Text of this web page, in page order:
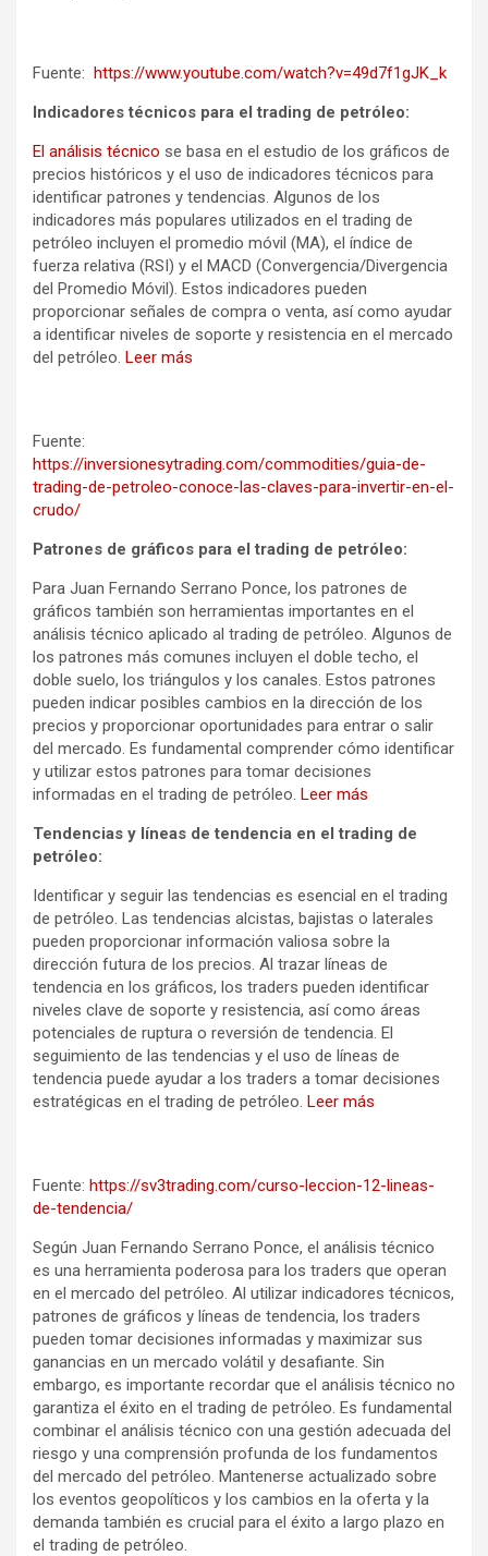
Fuente: https://www.youtube.com/watch?v=49d7f1gJK_k
Indicadores técnicos para el trading de petróleo:
El análisis técnico se basa en el estudio de los gráficos de
precios históricos y el uso de indicadores técnicos para
identificar patrones y tendencias. Algunos de los
indicadores más populares utilizados en el trading de
petróleo incluyen el promedio móvil (MA), el índice de
fuerza relativa (RSI) y el MACD (Convergencia/Divergencia
del Promedio Móvil). Estos indicadores pueden
proporcionar señales de compra o venta, así como ayudar
a identificar niveles de soporte y resistencia en el mercado
del petróleo. Leer más
Fuente:
https://inversionesytrading.com/commodities/guia-de-
trading-de-petroleo-conoce-las-claves-para-invertir-en-el-
crudo/
Patrones de gráficos para el trading de petróleo:
Para Juan Fernando Serrano Ponce, los patrones de
gráficos también son herramientas importantes en el
análisis técnico aplicado al trading de petróleo. Algunos de
los patrones más comunes incluyen el doble techo, el
doble suelo, los triángulos y los canales. Estos patrones
pueden indicar posibles cambios en la dirección de los
precios y proporcionar oportunidades para entrar o salir
del mercado. Es fundamental comprender cómo identificar
y utilizar estos patrones para tomar decisiones
informadas en el trading de petróleo. Leer más
Tendencias y líneas de tendencia en el trading de
petróleo:
Identificar y seguir las tendencias es esencial en el trading
de petróleo. Las tendencias alcistas, bajistas o laterales
pueden proporcionar información valiosa sobre la
dirección futura de los precios. Al trazar líneas de
tendencia en los gráficos, los traders pueden identificar
niveles clave de soporte y resistencia, así como áreas
potenciales de ruptura o reversión de tendencia. El
seguimiento de las tendencias y el uso de líneas de
tendencia puede ayudar a los traders a tomar decisiones
estratégicas en el trading de petróleo. Leer más
Fuente: https://sv3trading.com/curso-leccion-12-lineas-
de-tendencia/
Según Juan Fernando Serrano Ponce, el análisis técnico
es una herramienta poderosa para los traders que operan
en el mercado del petróleo. Al utilizar indicadores técnicos,
patrones de gráficos y líneas de tendencia, los traders
pueden tomar decisiones informadas y maximizar sus
ganancias en un mercado volátil y desafiante. Sin
embargo, es importante recordar que el análisis técnico no
garantiza el éxito en el trading de petróleo. Es fundamental
combinar el análisis técnico con una gestión adecuada del
riesgo y una comprensión profunda de los fundamentos
del mercado del petróleo. Mantenerse actualizado sobre
los eventos geopolíticos y los cambios en la oferta y la
demanda también es crucial para el éxito a largo plazo en
el trading de petróleo.